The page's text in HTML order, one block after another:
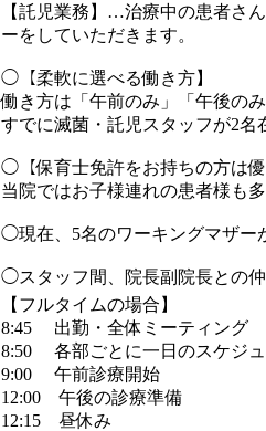
【託児業務】…治療中の患者さ
ーをしていただきます。
◯【柔軟に選べる働き方】
働き方は「午前のみ」「午後の
すでに滅菌・託児スタッフが2名
◯【保育士免許をお持ちの方は優
当院ではお子様連れの患者様も
◯現在、5名のワーキングマザー
◯スタッフ間、院長副院長との
【フルタイムの場合】
8:45 出勤・全体ミーティング
8:50 各部ごとに一日のスケジ
9:00 午前診療開始
12:00 午後の診療準備
12:15 昼休み